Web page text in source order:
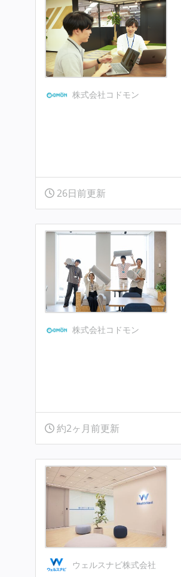
株式会社コドモン
26日前更新
株式会社コドモン
約2ヶ月前更新
ウェルスナビ株式会社